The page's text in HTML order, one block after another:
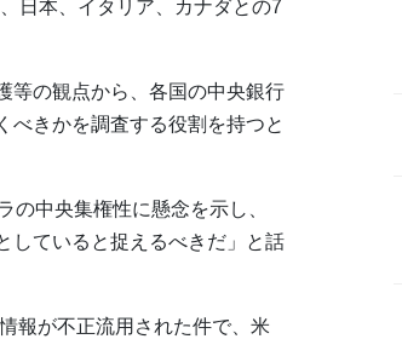
日本、イタリア、カナダとの7
等の観点から、各国の中央銀行
べきかを調査する役割を持つと
中央集権性に懸念を示し、
していると捉えるべきだ」と話
報が不正流用された件で、米